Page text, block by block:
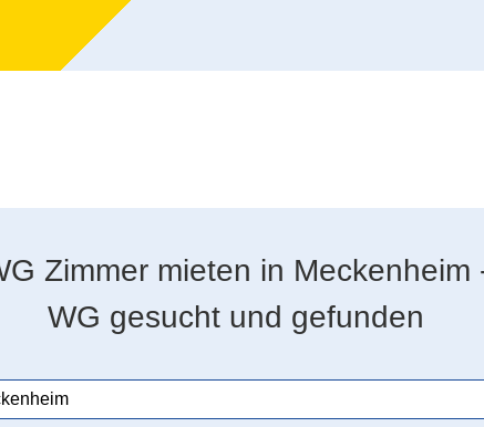
Zimmer mieten in Meckenheim
WG gesucht und gefunden